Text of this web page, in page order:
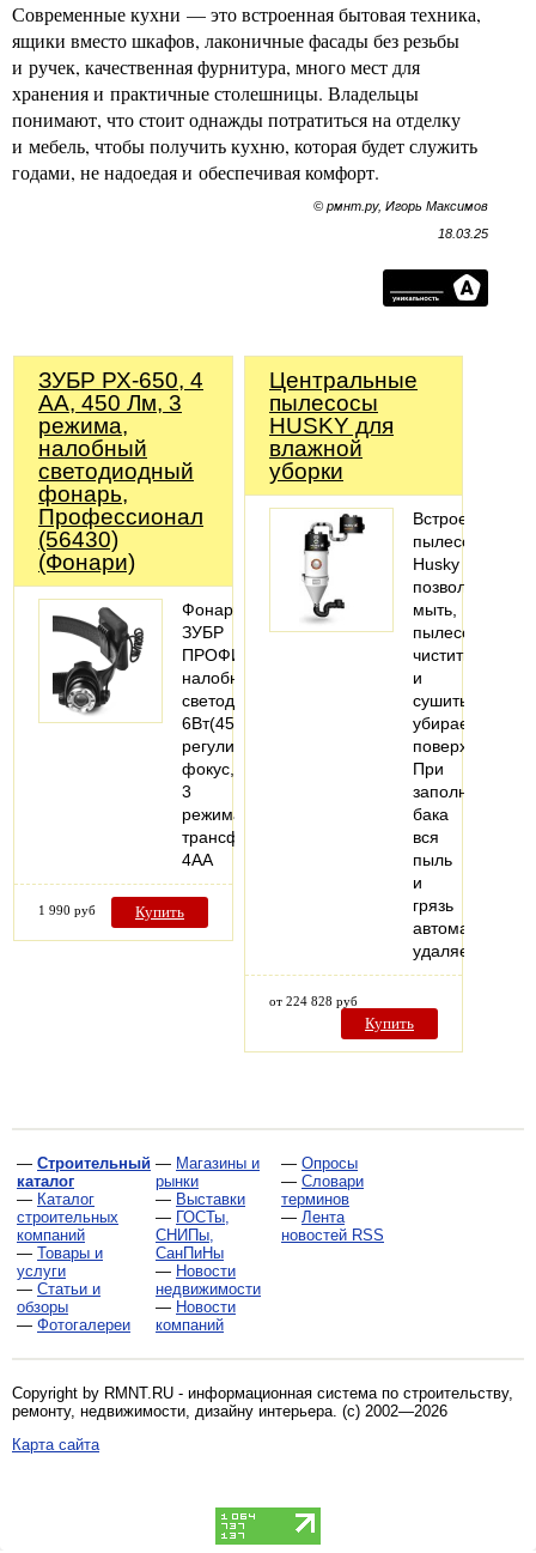
Современные кухни — это встроенная бытовая техника,
ящики вместо шкафов, лаконичные фасады без резьбы
и ручек, качественная фурнитура, много мест для
хранения и практичные столешницы. Владельцы
понимают, что стоит однажды потратиться на отделку
и мебель, чтобы получить кухню, которая будет служить
годами, не надоедая и обеспечивая комфорт.
© рмнт.ру, Игорь Максимов
18.03.25
ЗУБР РХ-650, 4
AA, 450 Лм, 3
режима,
налобный
светодиодный
фонарь,
Профессионал
(56430)
(Фонари)
Фонарь
ЗУБР
ПРОФИ
налобный
светодиодный,
6Вт(450Лм),
регулируемый
фокус,
3
режима,
трансформер,
4АА
1 990 руб Купить
Центральные
пылесосы
HUSKY для
влажной
уборки
Встроенные
пылесосы
Husky
позволяют
мыть,
пылесосить,
чистить
и
сушить
убираемые
поверхности.
При
заполнении
бака
вся
пыль
и
грязь
автоматически
удаляется…
от 224 828 руб
Купить
— Строительный
каталог
— Каталог
строительных
компаний
— Товары и
услуги
— Статьи и
обзоры
— Фотогалереи
— Магазины и
рынки
— Выставки
— ГОСТы,
СНИПы,
СанПиНы
— Новости
недвижимости
— Новости
компаний
— Опросы
— Словари
терминов
— Лента
новостей RSS
Copyright by RMNT.RU - информационная система по строительству,
ремонту, недвижимости, дизайну интерьера. (c) 2002—2026
Карта сайта